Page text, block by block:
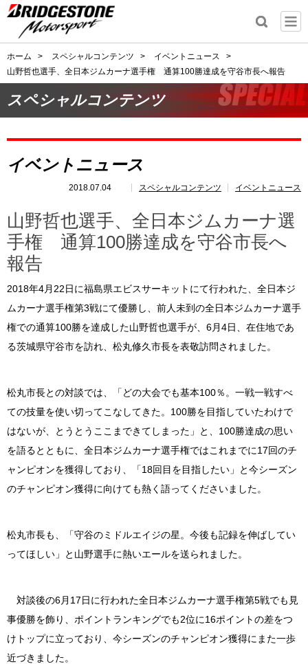
ホーム > スペシャルコンテンツ > イベントニュース
>
山野哲也選手、全日本ジムカーナ選手権 通算100勝達成を守谷市長へ報告
スペシャルコンテンツ
イベントニュース
2018.07.04 スペシャルコンテンツ イベントニュース
山野哲也選手、全日本ジムカーナ選
手権 通算100勝達成を守谷市長へ
報告
2018年4月22日に福島県エビスサーキットにて行われた、全日本ジ
ムカーナ選手権第3戦にて優勝し、前人未到の全日本ジムカーナ選手
権での通算100勝を達成した山野哲也選手が、6月4日、在住地であ
る茨城県守谷市を訪れ、松丸修久市長を表敬訪問されました。
松丸市長との対談では、「どの大会でも基本100％。一戦一戦すべ
ての技量を使い切ってこなしてきた。100勝を目指していたわけで
はないが、とうとうここまできてしまった」と、100勝達成の思い
を語るとともに、全日本ジムカーナ選手権ではこれまでに17回のチ
ャンピオンを獲得しており、「18回目を目指したい」と今シーズン
のチャンピオン獲得に向けても熱く語ってくださいました。
松丸市長も、「守谷のミドルエイジの星。今後も記録を伸ばしてい
ってほしい」と山野選手に熱いエールを送られました。
対談後の6月17日に行われた全日本ジムカーナ選手権第5戦でも見
事優勝を飾り、ポイントランキングでも2位に16ポイントの差をつ
けトップに立っており、今シーズンのチャンピオン獲得にまた一歩
近づきました。